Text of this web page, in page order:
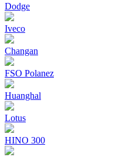
Dodge
Iveco
Changan
FSO Polanez
Huanghal
Lotus
HINO 300